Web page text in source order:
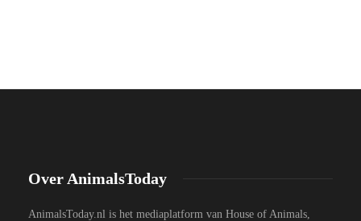
Over AnimalsToday
AnimalsToday.nl is het mediaplatform van House of Animals,